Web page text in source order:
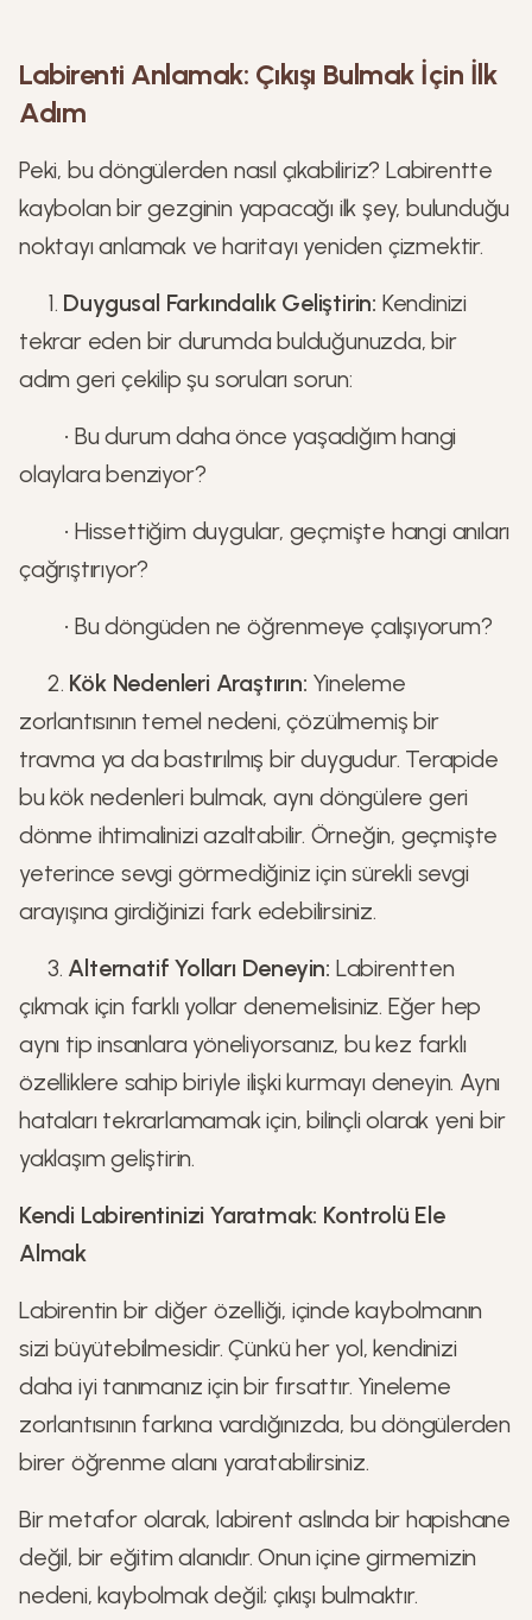
Labirenti Anlamak: Çıkışı Bulmak İçin İlk
Adım
Peki, bu döngülerden nasıl çıkabiliriz? Labirentte
kaybolan bir gezginin yapacağı ilk şey, bulunduğu
noktayı anlamak ve haritayı yeniden çizmektir.
1. Duygusal Farkındalık Geliştirin: Kendinizi
tekrar eden bir durumda bulduğunuzda, bir
adım geri çekilip şu soruları sorun:
• Bu durum daha önce yaşadığım hangi
olaylara benziyor?
• Hissettiğim duygular, geçmişte hangi anıları
çağrıştırıyor?
• Bu döngüden ne öğrenmeye çalışıyorum?
2. Kök Nedenleri Araştırın: Yineleme
zorlantısının temel nedeni, çözülmemiş bir
travma ya da bastırılmış bir duygudur. Terapide
bu kök nedenleri bulmak, aynı döngülere geri
dönme ihtimalinizi azaltabilir. Örneğin, geçmişte
yeterince sevgi görmediğiniz için sürekli sevgi
arayışına girdiğinizi fark edebilirsiniz.
3. Alternatif Yolları Deneyin: Labirentten
çıkmak için farklı yollar denemelisiniz. Eğer hep
aynı tip insanlara yöneliyorsanız, bu kez farklı
özelliklere sahip biriyle ilişki kurmayı deneyin. Aynı
hataları tekrarlamamak için, bilinçli olarak yeni bir
yaklaşım geliştirin.
Kendi Labirentinizi Yaratmak: Kontrolü Ele
Almak
Labirentin bir diğer özelliği, içinde kaybolmanın
sizi büyütebilmesidir. Çünkü her yol, kendinizi
daha iyi tanımanız için bir fırsattır. Yineleme
zorlantısının farkına vardığınızda, bu döngülerden
birer öğrenme alanı yaratabilirsiniz.
Bir metafor olarak, labirent aslında bir hapishane
değil, bir eğitim alanıdır. Onun içine girmemizin
nedeni, kaybolmak değil; çıkışı bulmaktır.